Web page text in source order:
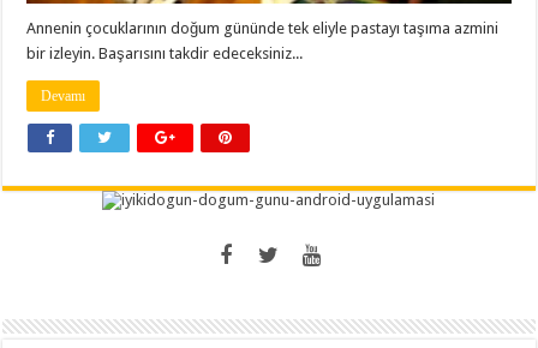
Annenin çocuklarının doğum gününde tek eliyle pastayı taşıma azmini
bir izleyin. Başarısını takdir edeceksiniz...
Devamı